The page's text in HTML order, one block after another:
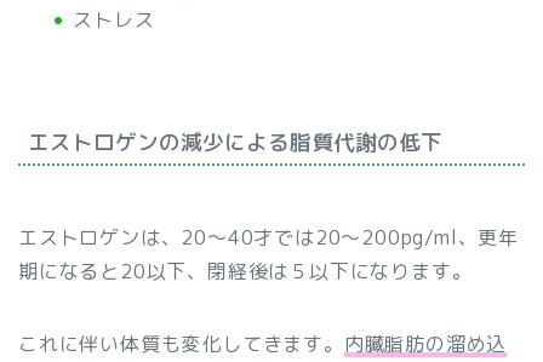
ストレス
エストロゲンの減少による脂質代謝の低下
エストロゲンは、20〜40才では20〜200pg/ml、更年
期になると20以下、閉経後は５以下になります。
これに伴い体質も変化してきます。 内臓脂肪の溜め込